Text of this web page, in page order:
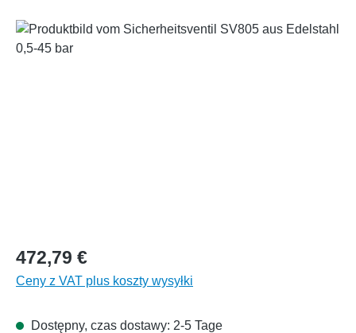
Pomiń galerię zdjęć
472,79 €
Ceny z VAT plus koszty wysyłki
Dostępny, czas dostawy: 2-5 Tage